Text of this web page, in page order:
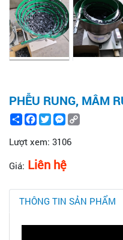
PHỄU RUNG, MÂM
ShareFacebook
TwitterMessenger
Lượt xem: 3106
Giá: Liên hệ
THÔNG TIN SẢN PHẨM